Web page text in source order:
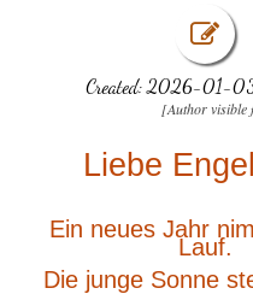
Created: 2026-01-
[Author visible
Liebe
Ein neues Jahr
Lauf.
Die junge Sonne